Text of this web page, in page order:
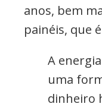
anos, bem
painéis, que
A
uma
dinheiro